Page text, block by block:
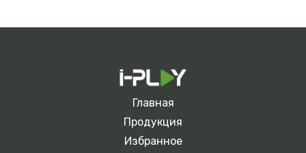
Главная
Продукция
Избранное